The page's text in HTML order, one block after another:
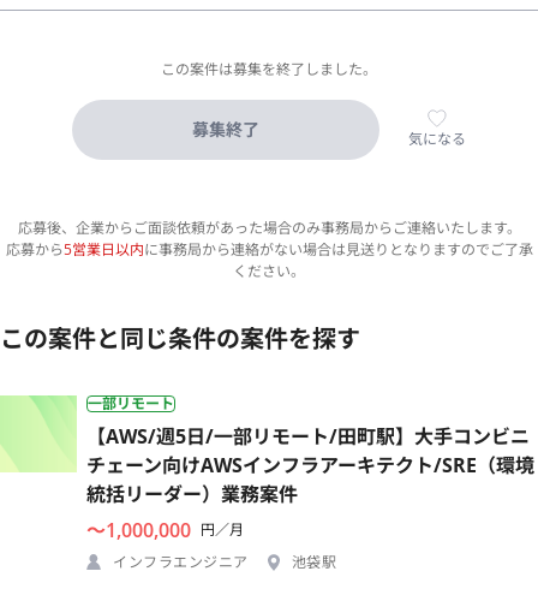
この案件は募集を終了しました。
募集終了 気になる
応募後、企業からご面談依頼があった場合のみ事務局からご連絡いたします。
応募から5営業日以内に事務局から連絡がない場合は見送りとなりますのでご了承
ください。
この案件と同じ条件の案件を探す
一部リモート
【AWS/週5日/一部リモート/田町駅】大手コンビニ
チェーン向けAWSインフラアーキテクト/SRE（環境
統括リーダー）業務案件
〜1,000,000 円／月
インフラエンジニア
池袋駅